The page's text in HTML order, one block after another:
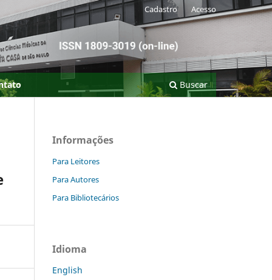
Buscar
Cadastro Acesso
Informações
Para Leitores
Para Autores
Para Bibliotecários
Idioma
English